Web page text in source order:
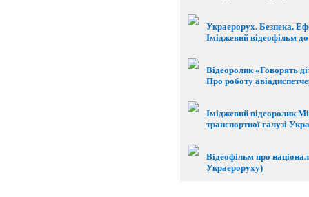
Украерорух. Безпека.
Іміджевий відеофільм
Відеоролик «Говорять
Про роботу
Іміджевий відеоролик
транспортної галузі
Відеофільм про
Украероруху)